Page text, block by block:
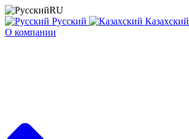
RU
Русский
Казахский
О компании